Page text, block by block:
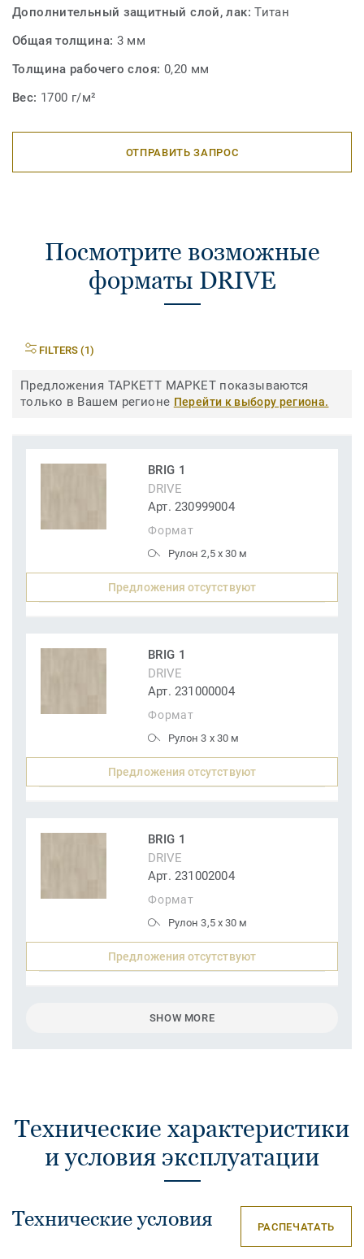
Дополнительный защитный слой, лак:Титан
Общая толщина: 3 мм
Толщина рабочего слоя: 0,20 мм
Вес: 1700 г/м²
ОТПРАВИТЬ ЗАПРОС
Посмотрите возможные
форматы DRIVE
FILTERS (1)
Предложения ТАРКЕТТ МАРКЕТ показываются
только в Вашем регионе Перейти к выбору региона.
BRIG 1
DRIVE
Арт. 230999004
Формат
Рулон 2,5 x 30 м
Предложения отсутствуют
BRIG 1
DRIVE
Арт. 231000004
Формат
Рулон 3 x 30 м
Предложения отсутствуют
BRIG 1
DRIVE
Арт. 231002004
Формат
Рулон 3,5 x 30 м
Предложения отсутствуют
SHOW MORE
Технические характеристики
и условия эксплуатации
Технические условия РАСПЕЧАТАТЬ